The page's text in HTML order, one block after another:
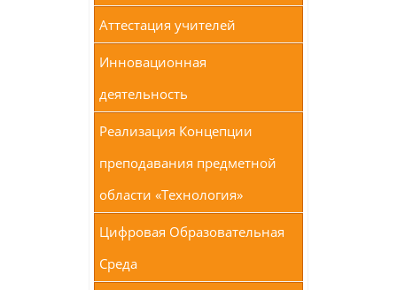
Аттестация учителей
Инновационная
деятельность
Реализация Концепции
преподавания предметной
области «Технология»
Цифровая Образовательная
Среда